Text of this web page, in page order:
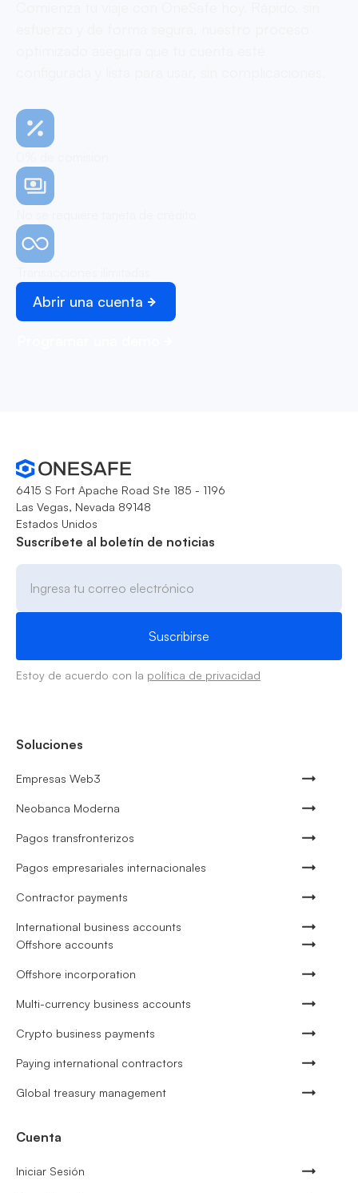
Abrir una cuenta
6415 S Fort Apache Road Ste 185 - 1196
Las Vegas, Nevada 89148
Estados Unidos
Suscríbete al boletín de noticias
Estoy de acuerdo con la política de privacidad
Soluciones
Empresas Web3
Neobanca Moderna
Pagos transfronterizos
Pagos empresariales internacionales
Contractor payments
International business accounts
Offshore accounts
Offshore incorporation
Multi-currency business accounts
Crypto business payments
Paying international contractors
Global treasury management
Cuenta
Iniciar Sesión